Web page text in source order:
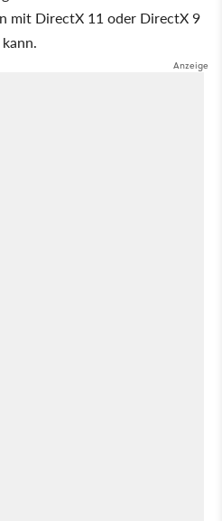
mit DirectX 11 oder DirectX 9